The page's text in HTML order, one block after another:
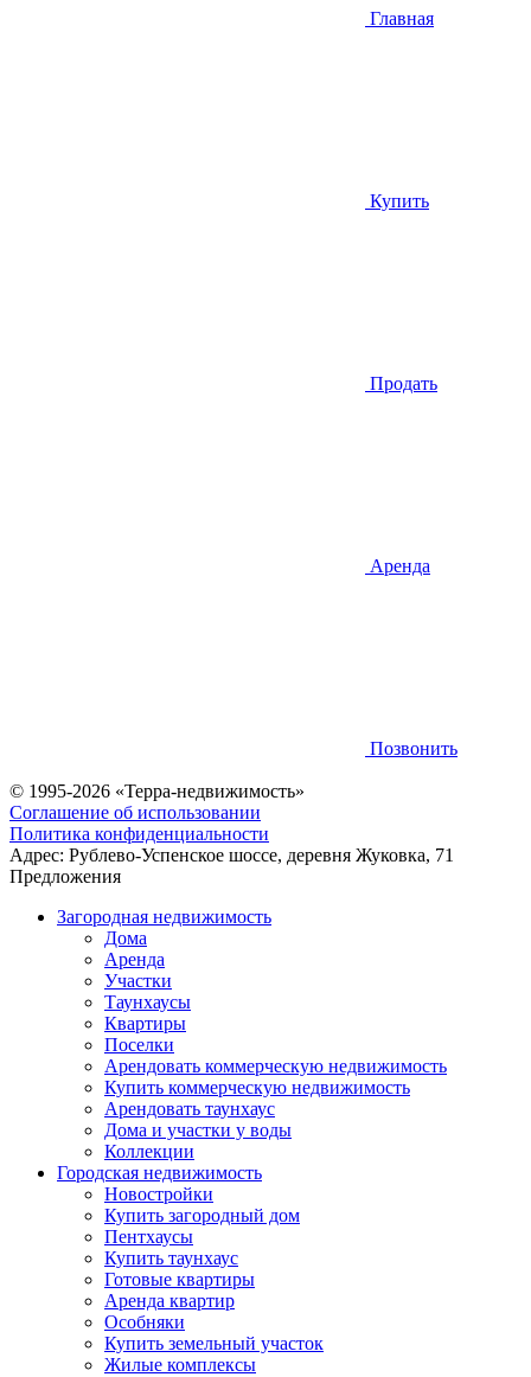
Главная
Купить
Продать
Аренда
Позвонить
© 1995-2026 «Терра-недвижимость»
Соглашение об использовании
Политика конфиденциальности
Адрес: Рублево-Успенское шоссе, деревня Жуковка, 71
Предложения
Загородная недвижимость
Дома
Аренда
Участки
Таунхаусы
Квартиры
Поселки
Арендовать коммерческую недвижимость
Купить коммерческую недвижимость
Арендовать таунхаус
Дома и участки у воды
Коллекции
Городская недвижимость
Новостройки
Купить загородный дом
Пентхаусы
Купить таунхаус
Готовые квартиры
Аренда квартир
Особняки
Купить земельный участок
Жилые комплексы